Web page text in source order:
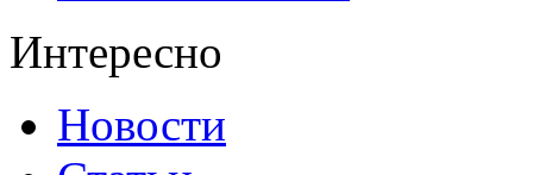
Интересно
Новости